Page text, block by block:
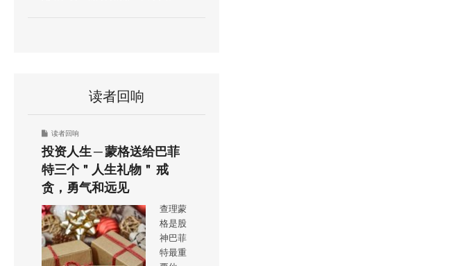
读者回响
读者回响
投资人生 ─ 蒙格送给巴菲
特三个＂人生礼物＂ 戒
贪，勇气和远见
查理蒙
格是股
神巴菲
特最重